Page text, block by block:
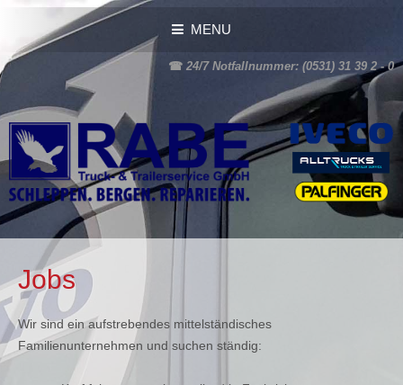
MENU
☎ 24/7 Notfallnummer: (0531) 31 39 2 - 0
Jobs
Wir sind ein aufstrebendes mittelständisches
Familienunternehmen und suchen ständig: